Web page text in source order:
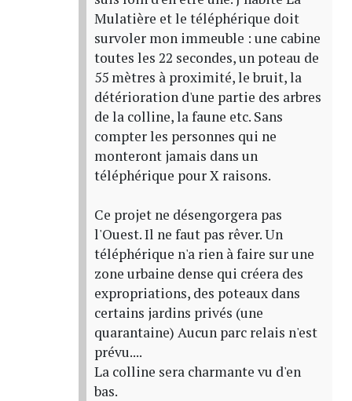
Mulatière et le téléphérique doit
survoler mon immeuble : une cabine
toutes les 22 secondes, un poteau de
55 mètres à proximité, le bruit, la
détérioration d'une partie des arbres
de la colline, la faune etc. Sans
compter les personnes qui ne
monteront jamais dans un
téléphérique pour X raisons.
Ce projet ne désengorgera pas
l'Ouest. Il ne faut pas rêver. Un
téléphérique n'a rien à faire sur une
zone urbaine dense qui créera des
expropriations, des poteaux dans
certains jardins privés (une
quarantaine) Aucun parc relais n'est
prévu....
La colline sera charmante vu d'en
bas.